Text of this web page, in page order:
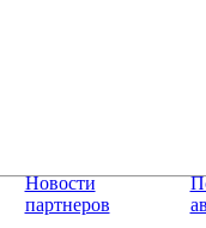
Новости
партнеров